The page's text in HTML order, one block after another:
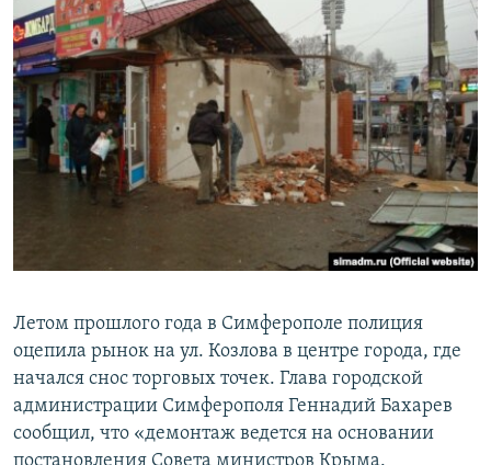
Летом прошлого года в Симферополе полиция
оцепила рынок на ул. Козлова в центре города, где
начался снос торговых точек. Глава городской
администрации Симферополя Геннадий Бахарев
сообщил, что «демонтаж ведется на основании